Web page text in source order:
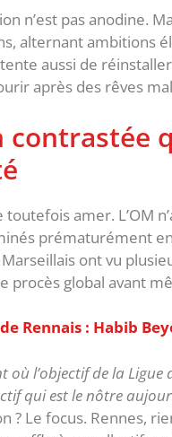
n’est pas anodine.
alternant ambitions
aussi de
après des rêves
contrastée
amer. L’OM
prématurément
ont vu
procès global avant
Rennais : Habib
l’objectif de la Ligue
qui est le nôtre
? Le focus. Rennes,